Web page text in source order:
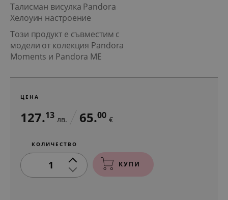
Талисман висулка Pandora
Хелоуин настроение
Този продукт е съвместим с
модели от колекция Pandora
Moments и Pandora ME
ЦЕНА
127.13 лв. 65.00 €
КОЛИЧЕСТВО
1 КУПИ